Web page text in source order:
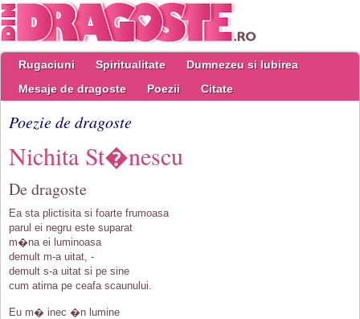
Rugaciuni Spiritualitate
Dumnezeu si Iubirea
Mesaje de dragoste
Poezii Citate
Poezie de dragoste
Nichita St�nescu
De dragoste
Ea sta plictisita si foarte frumoasa
parul ei negru este suparat
m�na ei luminoasa
demult m-a uitat, -
demult s-a uitat si pe sine
cum atirna pe ceafa scaunului.
Eu m� inec �n lumine